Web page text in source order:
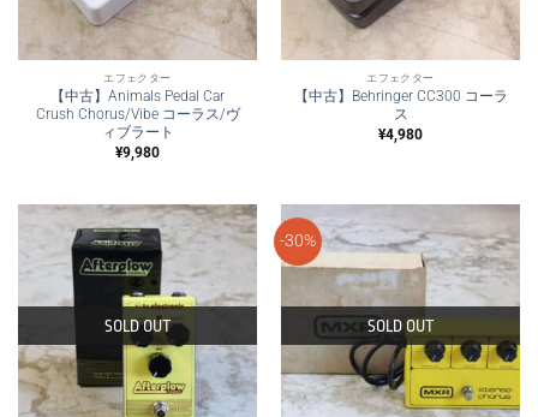
エフェクター
【中古】Animals Pedal Car
Crush Chorus/Vibe コーラス/ヴ
ィブラート
¥9,980
エフェクター
【中古】Behringer CC300 コーラ
ス
¥4,980
SOLD OUT
-30%
SOLD OUT